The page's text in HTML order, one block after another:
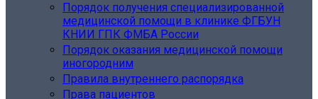
Порядок получения специализированной
медицинской помощи в клинике ФГБУН
КНИИ ГПК ФМБА России
Порядок оказания медицинской помощи
иногородним
Правила внутреннего распорядка
Права пациентов